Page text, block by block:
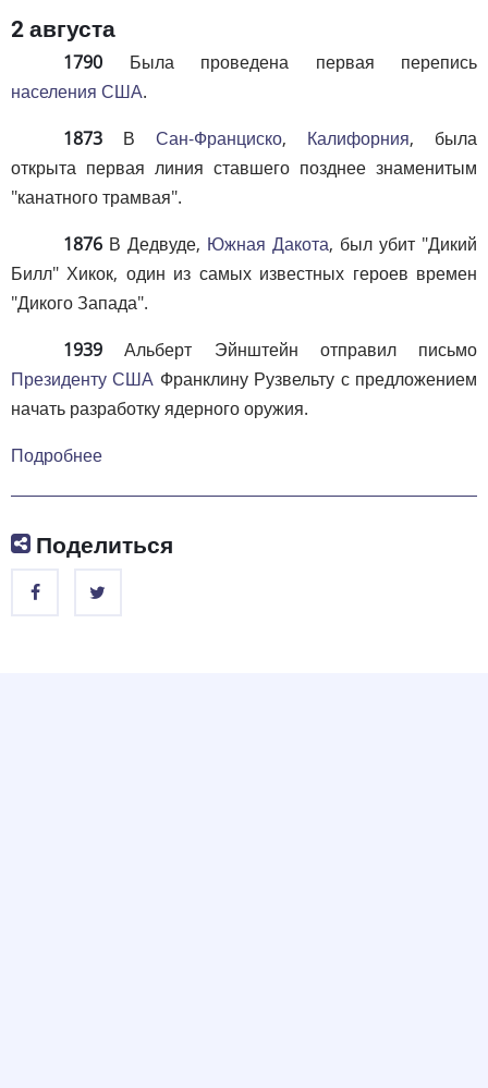
2 августа
1790 Была проведена первая перепись
населения США.
1873 В Сан-Франциско, Калифорния, была
открыта первая линия ставшего позднее знаменитым
"канатного трамвая".
1876 В Дедвуде, Южная Дакота, был убит "Дикий
Билл" Хикок, один из самых известных героев времен
"Дикого Запада".
1939 Альберт Эйнштейн отправил письмо
Президенту США Франклину Рузвельту с предложением
начать разработку ядерного оружия.
Подробнее
Поделиться